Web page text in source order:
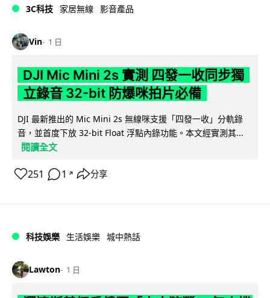
3C科技 家居無線 影音產品
Vin 1 日
DJI Mic Mini 2s 實測 四發一收同步獨
立錄音 32-bit 防爆咪拍片必備
DJI 最新推出的 Mic Mini 2s 無線咪支援「四發一收」分軌錄
音，並首度下放 32-bit Float 浮點內錄功能。本文經實測其...
閱讀全文
251 1 ↗ 分享
科技娛樂 生活娛樂 城中熱話
Lawton 1 日